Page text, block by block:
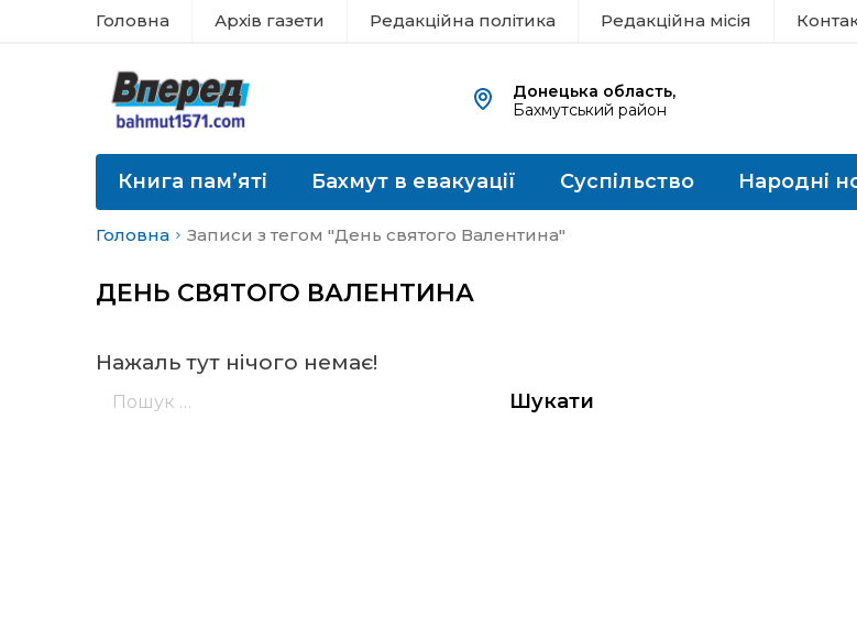
Головна Архів газети Редакційна політика Редакційна місія
Донецька область,
Бахмутський район
Книга пам’яті Бахмут в евакуації Суспільство Народні
Головна Записи з тегом "День святого Валентина"
ДЕНЬ СВЯТОГО ВАЛЕНТИНА
Нажаль тут нічого немає!